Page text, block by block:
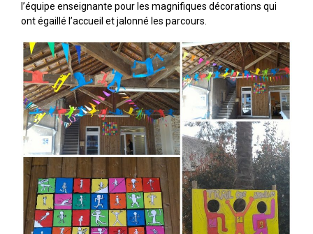
l’équipe enseignante pour les magnifiques décorations qui
ont égaillé l’accueil et jalonné les parcours.